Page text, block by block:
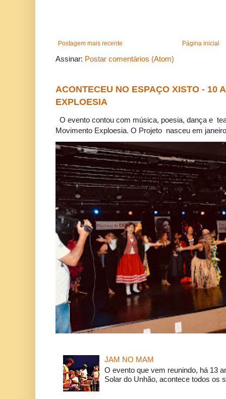
Postagem mais recente Página inicial
Assinar: Postar comentários (Atom)
ACONTECEU NO ESPAÇO XISTO - 10
EXPLOESIA
O evento contou com música, poesia, dança e
Movimento Exploesia. O Projeto nasceu em
JAM NO MAM
O evento que vem reunindo, há 13
Solar do Unhão, acontece todos os